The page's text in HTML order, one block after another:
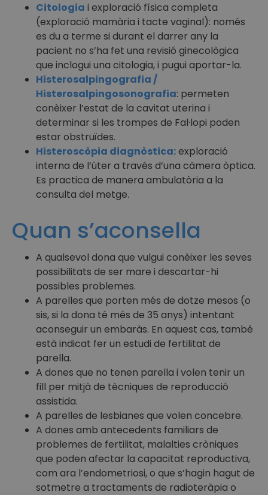
Citologia i exploració física completa
(exploració mamària i tacte vaginal): només
es du a terme si durant el darrer any la
pacient no s’ha fet una revisió ginecològica
que inclogui una citologia, i pugui aportar-la.
Histerosalpingografia /
Histerosalpingosonografia: permeten
conèixer l’estat de la cavitat uterina i
determinar si les trompes de Fal·lopi poden
estar obstruïdes.
Histeroscòpia diagnòstica:exploració
interna de l’úter a través d’una càmera òptica.
Es practica de manera ambulatòria a la
consulta del metge.
Quan s’aconsella
A qualsevol dona que vulgui conèixer les seves
possibilitats de ser mare i descartar-hi
possibles problemes.
A parelles que porten més de dotze mesos (o
sis, si la dona té més de 35 anys) intentant
aconseguir un embaràs. En aquest cas, també
està indicat fer un estudi de fertilitat de
parella.
A dones que no tenen parella i volen tenir un
fill per mitjà de tècniques de reproducció
assistida.
A parelles de lesbianes que volen concebre.
A dones amb antecedents familiars de
problemes de fertilitat, malalties cròniques
que poden afectar la capacitat reproductiva,
com ara l’endometriosi, o que s’hagin hagut de
sotmetre a tractaments de radioteràpia o